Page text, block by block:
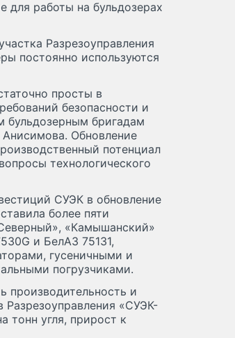
работы на бульдозерах
Разрезоуправления
постоянно используются
просты в
безопасности и
бульдозерным бригадам
Обновление
потенциал
технологического
СУЭК в обновление
более пяти
«Камышанский»
и БелАЗ 75131,
гусеничными и
погрузчиками.
производительность и
Разрезоуправления «СУЭК-
тонн угля, прирост к